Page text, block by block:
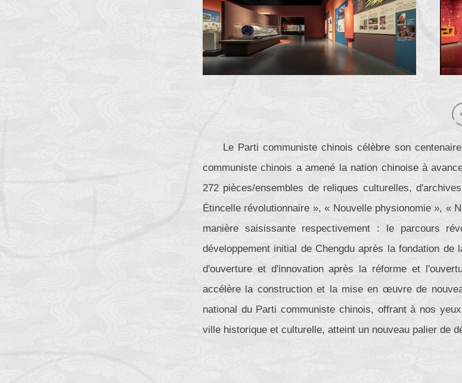
Le Parti communiste chinois célèbre son
communiste chinois a amené la nation chinoise à
272 pièces/ensembles de reliques culturelles,
Étincelle révolutionnaire », « Nouvelle physionomie », «
manière saisissante respectivement : le parcours
développement initial de Chengdu après la fondation
d'ouverture et d'innovation après la réforme et
accélère la construction et la mise en œuvre de
national du Parti communiste chinois, offrant à nos
ville historique et culturelle, atteint un nouveau palier de